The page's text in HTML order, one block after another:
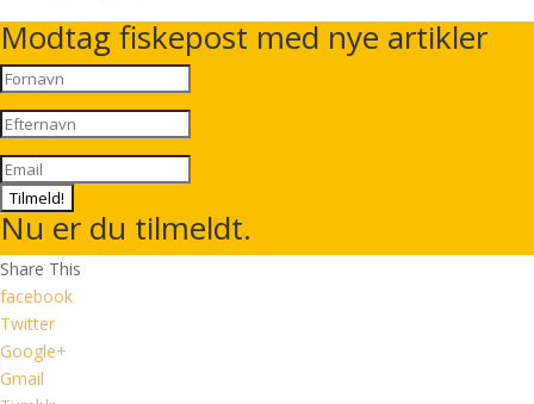
Modtag fiskepost med nye artikler
Tilmeld!
Nu er du tilmeldt.
Share This
facebook
Twitter
Google+
Gmail